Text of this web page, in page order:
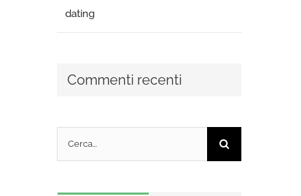
dating
Commenti recenti
per: